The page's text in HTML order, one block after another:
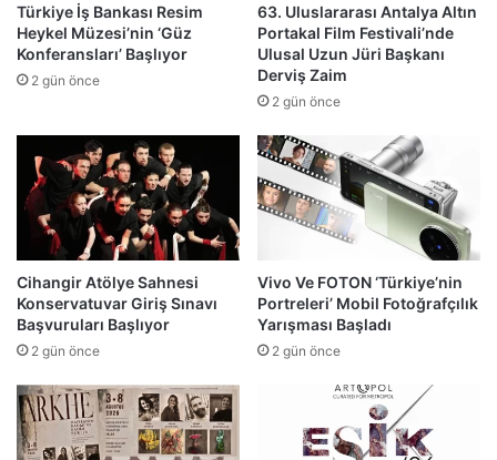
Türkiye İş Bankası Resim
Heykel Müzesi’nin ‘Güz
Konferansları’ Başlıyor
2 gün önce
63. Uluslararası Antalya Altın
Portakal Film Festivali’nde
Ulusal Uzun Jüri Başkanı
Derviş Zaim
2 gün önce
Cihangir Atölye Sahnesi
Konservatuvar Giriş Sınavı
Başvuruları Başlıyor
2 gün önce
Vivo Ve FOTON ‘Türkiye’nin
Portreleri’ Mobil Fotoğrafçılık
Yarışması Başladı
2 gün önce